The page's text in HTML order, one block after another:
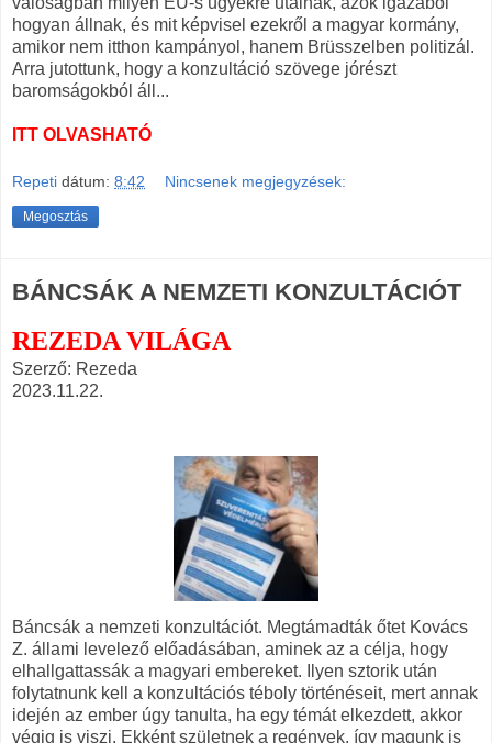
hogyan állnak, és mit képvisel ezekről a magyar kormány,
amikor nem itthon kampányol, hanem Brüsszelben politizál.
Arra jutottunk, hogy a konzultáció szövege jórészt
baromságokból áll...
ITT OLVASHATÓ
Repeti dátum: 8:42 Nincsenek megjegyzések:
Megosztás
BÁNCSÁK A NEMZETI KONZULTÁCIÓT
REZEDA VILÁGA
Szerző: Rezeda
2023.11.22.
Báncsák a nemzeti konzultációt. Megtámadták őtet Kovács
Z. állami levelező előadásában, aminek az a célja, hogy
elhallgattassák a magyari embereket. Ilyen sztorik után
folytatnunk kell a konzultációs téboly történéseit, mert annak
idején az ember úgy tanulta, ha egy témát elkezdett, akkor
végig is viszi. Ekként születnek a regények, így magunk is